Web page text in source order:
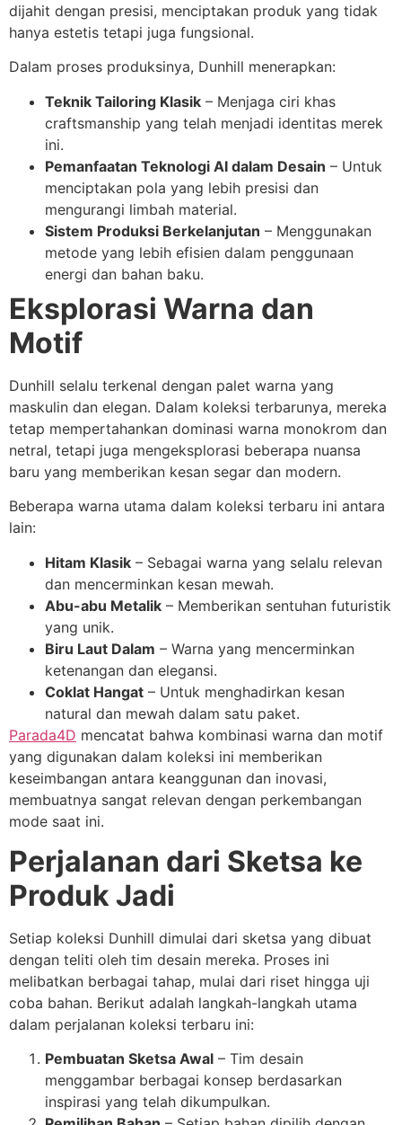
dijahit dengan presisi, menciptakan produk yang tidak
hanya estetis tetapi juga fungsional.
Dalam proses produksinya, Dunhill menerapkan:
Teknik Tailoring Klasik – Menjaga ciri khas
craftsmanship yang telah menjadi identitas merek
ini.
Pemanfaatan Teknologi AI dalam Desain – Untuk
menciptakan pola yang lebih presisi dan
mengurangi limbah material.
Sistem Produksi Berkelanjutan – Menggunakan
metode yang lebih efisien dalam penggunaan
energi dan bahan baku.
Eksplorasi Warna dan
Motif
Dunhill selalu terkenal dengan palet warna yang
maskulin dan elegan. Dalam koleksi terbarunya, mereka
tetap mempertahankan dominasi warna monokrom dan
netral, tetapi juga mengeksplorasi beberapa nuansa
baru yang memberikan kesan segar dan modern.
Beberapa warna utama dalam koleksi terbaru ini antara
lain:
Hitam Klasik – Sebagai warna yang selalu relevan
dan mencerminkan kesan mewah.
Abu-abu Metalik – Memberikan sentuhan futuristik
yang unik.
Biru Laut Dalam – Warna yang mencerminkan
ketenangan dan elegansi.
Coklat Hangat – Untuk menghadirkan kesan
natural dan mewah dalam satu paket.
Parada4D mencatat bahwa kombinasi warna dan motif
yang digunakan dalam koleksi ini memberikan
keseimbangan antara keanggunan dan inovasi,
membuatnya sangat relevan dengan perkembangan
mode saat ini.
Perjalanan dari Sketsa ke
Produk Jadi
Setiap koleksi Dunhill dimulai dari sketsa yang dibuat
dengan teliti oleh tim desain mereka. Proses ini
melibatkan berbagai tahap, mulai dari riset hingga uji
coba bahan. Berikut adalah langkah-langkah utama
dalam perjalanan koleksi terbaru ini:
Pembuatan Sketsa Awal – Tim desain
menggambar berbagai konsep berdasarkan
inspirasi yang telah dikumpulkan.